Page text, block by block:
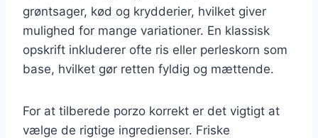
grøntsager, kød og krydderier, hvilket giver
mulighed for mange variationer. En klassisk
opskrift inkluderer ofte ris eller perleskorn som
base, hvilket gør retten fyldig og mættende.
For at tilberede porzo korrekt er det vigtigt at
vælge de rigtige ingredienser. Friske